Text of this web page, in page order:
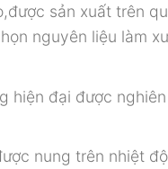
sản xuất trên
nguyên liệu làm
hiện đại được
nung trên nhiệt